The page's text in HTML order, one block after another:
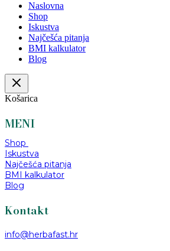
Naslovna
Shop
Iskustva
Najčešća pitanja
BMI kalkulator
Blog
Košarica
MENI
Shop
Iskustva
Najčešća pitanja
BMI kalkulator
Blog
Kontakt
info@herbafast.hr